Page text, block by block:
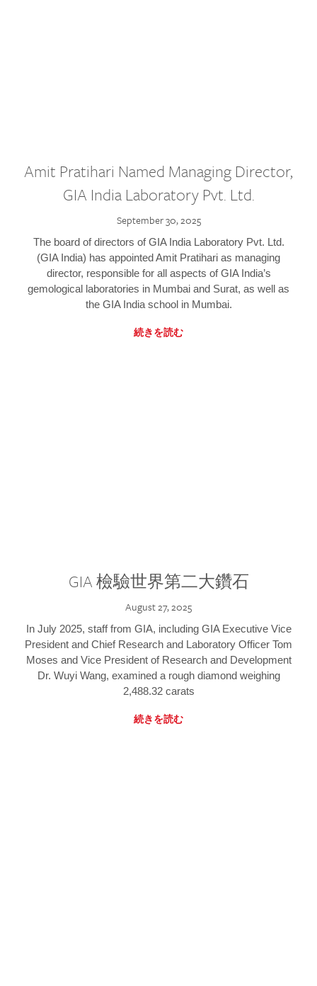
Amit Pratihari Named Managing Director,
GIA India Laboratory Pvt. Ltd.
September 30, 2025
The board of directors of GIA India Laboratory Pvt. Ltd.
(GIA India) has appointed Amit Pratihari as managing
director, responsible for all aspects of GIA India’s
gemological laboratories in Mumbai and Surat, as well as
the GIA India school in Mumbai.
続きを読む
GIA 檢驗世界第二大鑽石
August 27, 2025
In July 2025, staff from GIA, including GIA Executive Vice
President and Chief Research and Laboratory Officer Tom
Moses and Vice President of Research and Development
Dr. Wuyi Wang, examined a rough diamond weighing
2,488.32 carats
続きを読む